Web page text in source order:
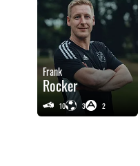
Frank
Rocker
10 3 2